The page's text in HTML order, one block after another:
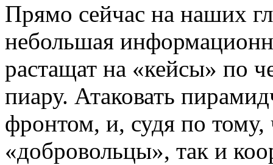
Прямо сейчас на наших
небольшая
растащат на «кейсы» по
пиару. Атаковать
фронтом, и, судя по тому,
«добровольцы», так и